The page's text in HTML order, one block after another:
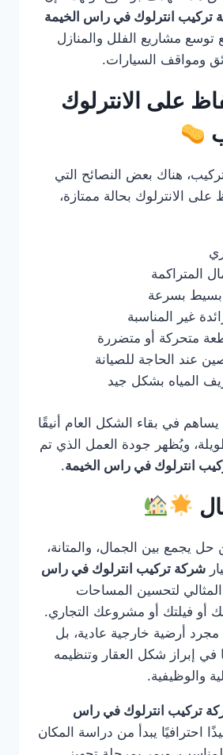
تركيب انترلوك في راس الخيمة
توسع مشاريع الفلل والمنازل
ومواقف السيارات.
على الانترلوك
هناك بعض النصائح التي
الانترلوك بحالة ممتازة،
المتراكمة
بسيط بسرعة
غير المناسبة
متحركة أو متضررة
عند الحاجة للصيانة
المياه بشكل جيد
يساهم في بقاء الشكل العام أنيقًا
ويُظهر جودة العمل الذي تم
انترلوك في راس الخيمة.
يجمع بين الجمال، والمتانة،
شركة تركيب انترلوك في راس
المثالي لتحسين المساحات
أو فيلتك أو مشروعك التجاري.
مجرد أرضية خارجية عادية، بل
إبراز شكل العقار وتنظيمه
والوظيفية.
تركيب انترلوك في راس
احترافيًا يبدأ من دراسة المكان